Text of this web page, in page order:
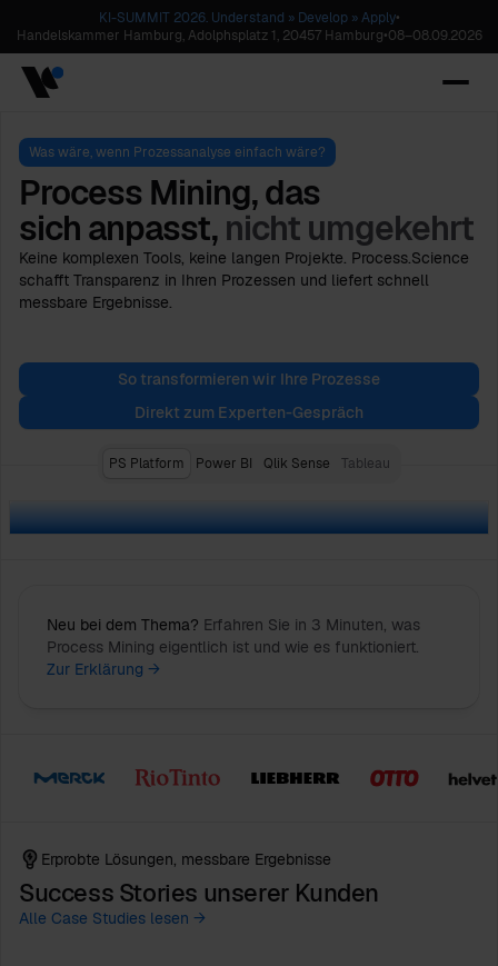
KI-SUMMIT 2026. Understand » Develop » Apply•
Handelskammer Hamburg, Adolphsplatz 1, 20457 Hamburg•08–08.09.2026
Was wäre, wenn Prozessanalyse einfach wäre?
Process Mining, das
sich anpasst, nicht umgekehrt
Keine komplexen Tools, keine langen Projekte. Process.Science
schafft Transparenz in Ihren Prozessen und liefert schnell
messbare Ergebnisse.
So transformieren wir Ihre Prozesse
Direkt zum Experten-Gespräch
PS Platform Power BI Qlik Sense Tableau
Neu bei dem Thema? Erfahren Sie in 3 Minuten, was
Process Mining eigentlich ist und wie es funktioniert.
Zur Erklärung →
Erprobte Lösungen, messbare Ergebnisse
Success Stories unserer Kunden
Alle Case Studies lesen →